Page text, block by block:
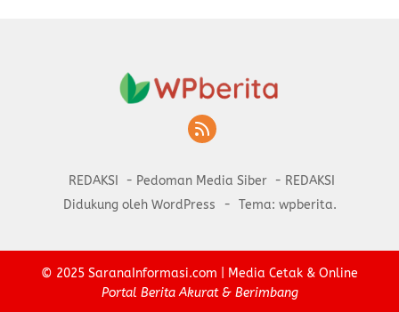
REDAKSI Pedoman Media Siber
REDAKSI
Didukung oleh WordPress
- Tema: wpberita.
© 2025 SaranaInformasi.com | Media Cetak & Online
Portal Berita Akurat & Berimbang